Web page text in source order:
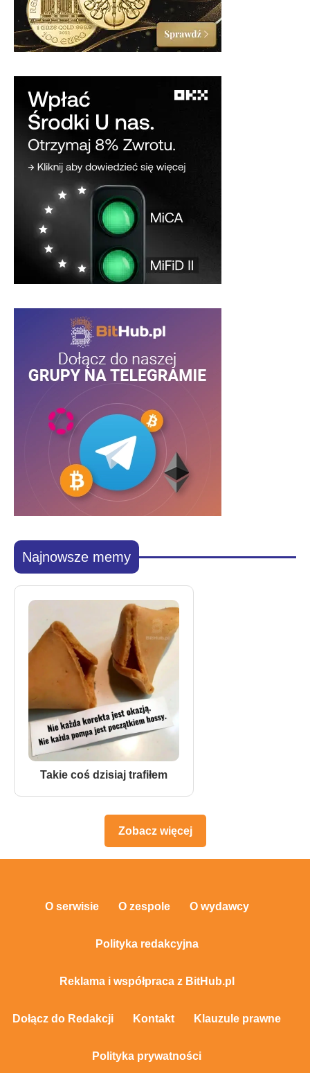
Najnowsze memy
Takie coś dzisiaj trafiłem
Zobacz więcej
O serwisie O zespole O wydawcy
Polityka redakcyjna
Reklama i współpraca z BitHub.pl
Dołącz do Redakcji Kontakt Klauzule prawne
Polityka prywatności